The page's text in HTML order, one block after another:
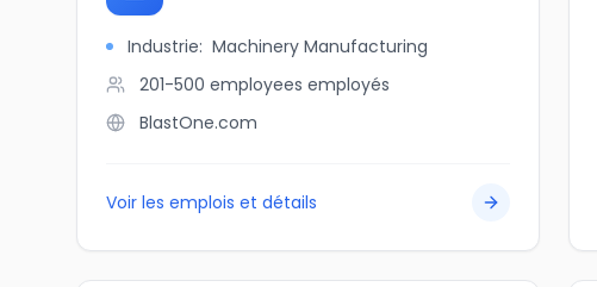
Industrie: Machinery Manufacturing
201-500 employees employés
BlastOne.com
Voir les emplois et détails